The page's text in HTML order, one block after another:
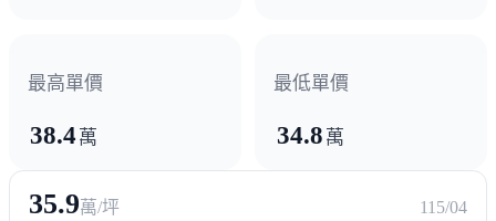
最高單價
38.4 萬
最低單價
34.8 萬
35.9萬/坪 115/04